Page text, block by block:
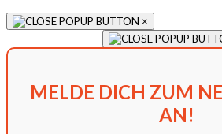
×
MELDE DICH ZUM
AN!